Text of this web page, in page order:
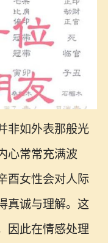
非如外表那般光
心常常充满波
酉女性会对人际
真诚与理解。这
因此在情感处理